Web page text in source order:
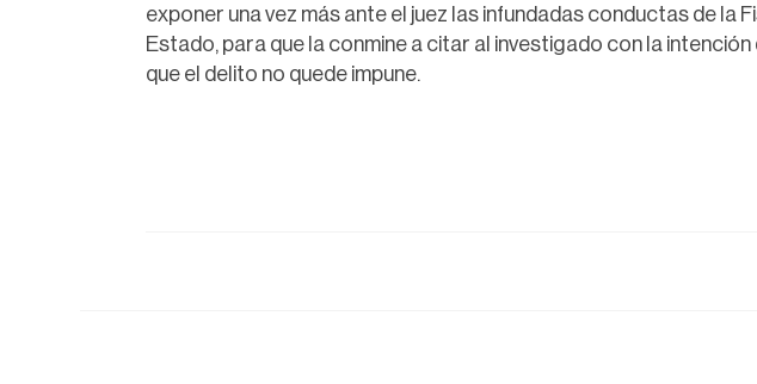
exponer una vez más ante el juez las infundadas conductas de la
Estado, para que la conmine a citar al investigado con la
que el delito no quede impune.